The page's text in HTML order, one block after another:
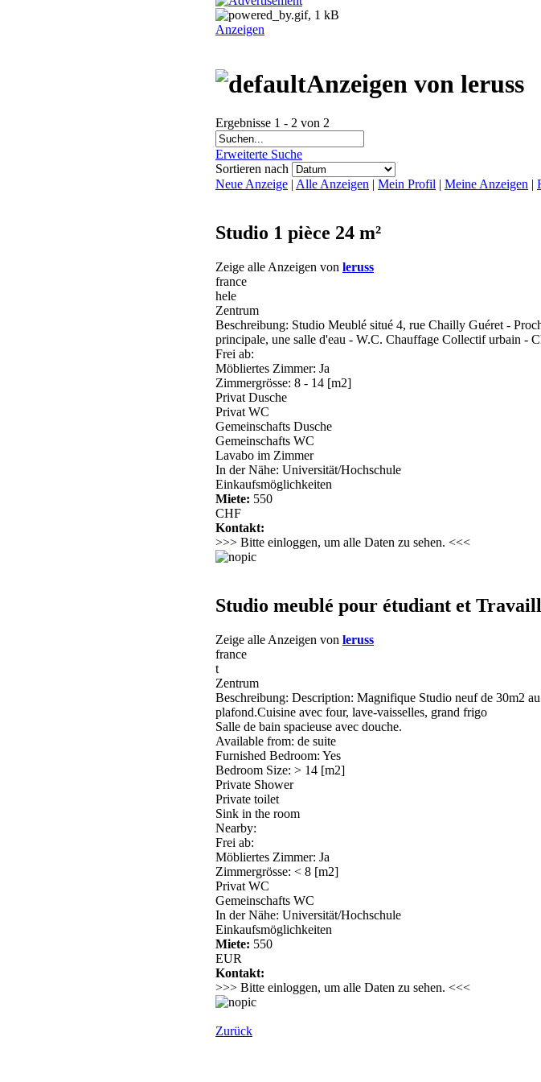
Anzeigen
Anzeigen von leruss
Ergebnisse 1 - 2 von 2
Erweiterte Suche
Sortieren nach
Neue Anzeige | Alle Anzeigen | Mein Profil | Meine Anzeigen |
Studio 1 pièce 24 m²
Zeige alle Anzeigen von leruss
france
hele
Zentrum
Beschreibung: Studio Meublé situé 4, rue Chailly Guéret -
principale, une salle d'eau - W.C. Chauffage Collectif urbain -
Frei ab:
Möbliertes Zimmer: Ja
Zimmergrösse: 8 - 14 [m2]
Privat Dusche
Privat WC
Gemeinschafts Dusche
Gemeinschafts WC
Lavabo im Zimmer
In der Nähe: Universität/Hochschule
Einkaufsmöglichkeiten
Miete: 550
CHF
Kontakt:
>>> Bitte einloggen, um alle Daten zu sehen. <<<
Studio meublé pour étudiant et
Zeige alle Anzeigen von leruss
france
t
Zentrum
Beschreibung: Description: Magnifique Studio neuf de 30m2
plafond.Cuisine avec four, lave-vaisselles, grand frigo
Salle de bain spacieuse avec douche.
Available from: de suite
Furnished Bedroom: Yes
Bedroom Size: > 14 [m2]
Private Shower
Private toilet
Sink in the room
Nearby:
Frei ab:
Möbliertes Zimmer: Ja
Zimmergrösse: < 8 [m2]
Privat WC
Gemeinschafts WC
In der Nähe: Universität/Hochschule
Einkaufsmöglichkeiten
Miete: 550
EUR
Kontakt:
>>> Bitte einloggen, um alle Daten zu sehen. <<<
Zurück